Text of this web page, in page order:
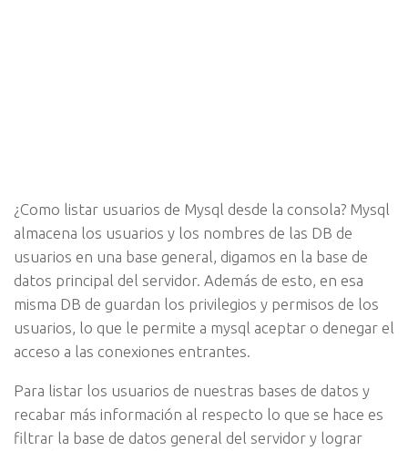
¿Como listar usuarios de Mysql desde la consola? Mysql
almacena los usuarios y los nombres de las DB de
usuarios en una base general, digamos en la base de
datos principal del servidor. Además de esto, en esa
misma DB de guardan los privilegios y permisos de los
usuarios, lo que le permite a mysql aceptar o denegar el
acceso a las conexiones entrantes.
Para listar los usuarios de nuestras bases de datos y
recabar más información al respecto lo que se hace es
filtrar la base de datos general del servidor y lograr